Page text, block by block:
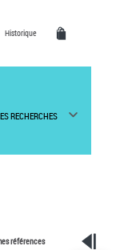
Historique
RECHERCHES
références